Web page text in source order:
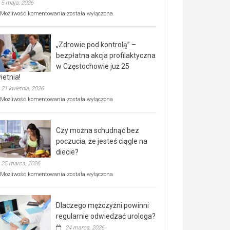
5 maja, 2026
Możliwość komentowania Rusza
rehabilitacji
dla
seniorów!
została wyłączona
„Zdrowie pod kontrolą” –
bezpłatna akcja profilaktyczna
w Częstochowie już 25
21 kwietnia, 2026
Możliwość komentowania „Zdrowie
bezpłatna
akcja
profilaktyczna
w
już
kwietnia!
została wyłączona
Czy można schudnąć bez
poczucia, że jesteś ciągle na
diecie?
25 marca, 2026
Możliwość komentowania Czy
poczucia,
że
została wyłączona
Dlaczego mężczyźni powinni
regularnie odwiedzać urologa?
24 marca, 2026